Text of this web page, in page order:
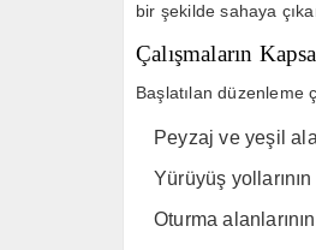
bir şekilde sahaya
Çalışmaların
Başlatılan düzenleme
Peyzaj ve yeşil
Yürüyüş
Oturma